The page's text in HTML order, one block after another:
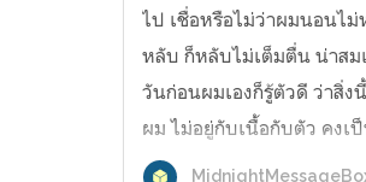
ไป เชื่อหรือไม่ว่าผมนอนไม่
หลับ ก็หลับไม่เต็มตื่น น่าสม
วันก่อนผมเองก็รู้ตัวดี ว่าสิ่ง
ผม ไม่อยู่กับเนื้อกับตัว คงเ
จะนิทรา ชายวัยเบญจเพสค